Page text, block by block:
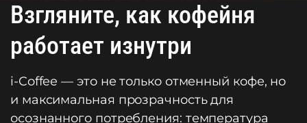
Взгляните, как кофейня
работает изнутри
i-Coffee — это не только отменный кофе, но
и максимальная прозрачность для
осознанного потребления: температура